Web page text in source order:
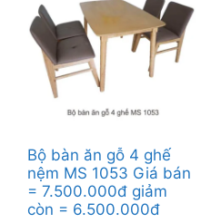
Bộ bàn ăn gỗ 4 ghế
nệm MS 1053 Giá bán
= 7.500.000đ giảm
còn = 6.500.000đ